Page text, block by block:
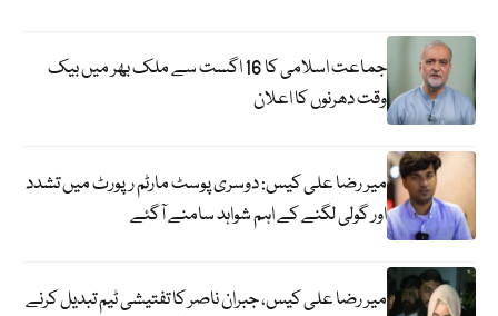
جماعت اسلامی کا 16 اگست سے ملک بھر میں بیک
وقت دھرنوں کا اعلان
میر رضا علی کیس: دوسری پوسٹ مارٹم رپورٹ میں تشدد
اور گولی لگنے کے اہم شواہد سامنے آگئے
میر رضا علی کیس، جبران ناصر کا تفتیشی ٹیم تبدیل کرنے